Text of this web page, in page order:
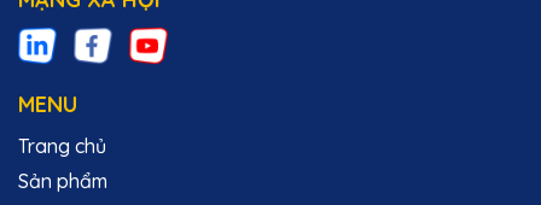
MENU
Trang chủ
Sản phẩm